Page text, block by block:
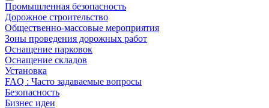
Промышленная безопасность
Дорожное строительство
Общественно‑массовые мероприятия
Зоны проведения дорожных работ
Оснащение парковок
Оснащение складов
Установка
FAQ : Часто задаваемые вопросы
Безопасность
Бизнес идеи